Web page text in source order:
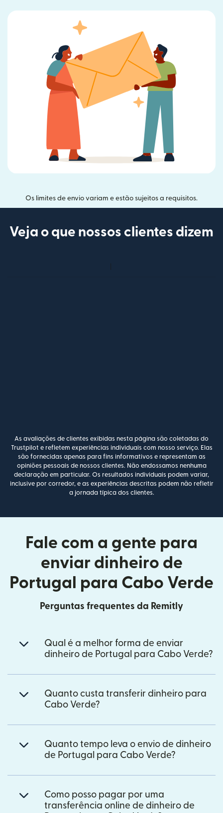
Os limites de envio variam e estão sujeitos a requisitos.
Veja o que nossos clientes dizem
As avaliações de clientes exibidas nesta página são coletadas do
Trustpilot e refletem experiências individuais com nosso serviço. Elas
são fornecidas apenas para fins informativos e representam as
opiniões pessoais de nossos clientes. Não endossamos nenhuma
declaração em particular. Os resultados individuais podem variar,
inclusive por corredor, e as experiências descritas podem não refletir
a jornada típica dos clientes.
Fale com a gente para
enviar dinheiro de
Portugal para Cabo Verde
Perguntas frequentes da Remitly
Qual é a melhor forma de enviar
dinheiro de Portugal para Cabo Verde?
Quanto custa transferir dinheiro para
Cabo Verde?
Quanto tempo leva o envio de dinheiro
de Portugal para Cabo Verde?
Como posso pagar por uma
transferência online de dinheiro de